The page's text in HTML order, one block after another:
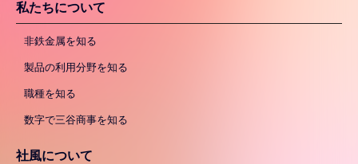
私たちについて
非鉄金属を知る
製品の利用分野を知る
職種を知る
数字で三谷商事を知る
社風について